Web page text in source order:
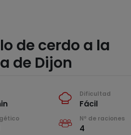
de cerdo a la
de Dijon
Dificultad
Fácil
Nº de raciones
4